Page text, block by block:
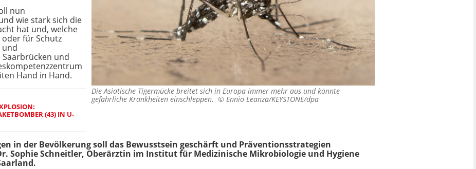
Die Asiatische Tigermücke breitet sich in Europa immer mehr aus und könnte
gefährliche Krankheiten einschleppen. © Ennio Leanza/KEYSTONE/dpa
nun
wie stark sich die
hat und, welche
für Schutz
und
Saarbrücken und
Hand in Hand.
(43) IN U-H
in der Bevölkerung soll das Bewusstsein geschärft und Präventionsstrategien
Sophie Schneitler, Oberärztin im Institut für Medizinische Mikrobiologie und Hygiene